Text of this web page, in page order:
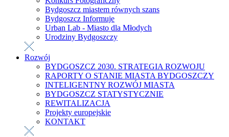
Bydgoszcz miastem równych szans
Bydgoszcz Informuje
Urban Lab - Miasto dla Młodych
Urodziny Bydgoszczy
Rozwój
BYDGOSZCZ 2030. STRATEGIA ROZWOJU
RAPORTY O STANIE MIASTA BYDGOSZCZY
INTELIGENTNY ROZWÓJ MIASTA
BYDGOSZCZ STATYSTYCZNIE
REWITALIZACJA
Projekty europejskie
KONTAKT